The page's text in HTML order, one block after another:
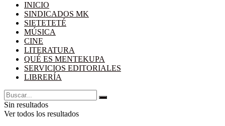
INICIO
SINDICADOS MK
SIETETETÉ
MÚSICA
CINE
LITERATURA
QUÉ ES MENTEKUPA
SERVICIOS EDITORIALES
LIBRERÍA
Sin resultados
Ver todos los resultados